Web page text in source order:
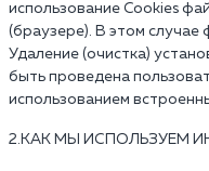
использование Cookies
(браузере). В этом случае
Удаление (очистка)
быть проведена
использованием
2.КАК МЫ ИСПОЛЬЗУЕМ